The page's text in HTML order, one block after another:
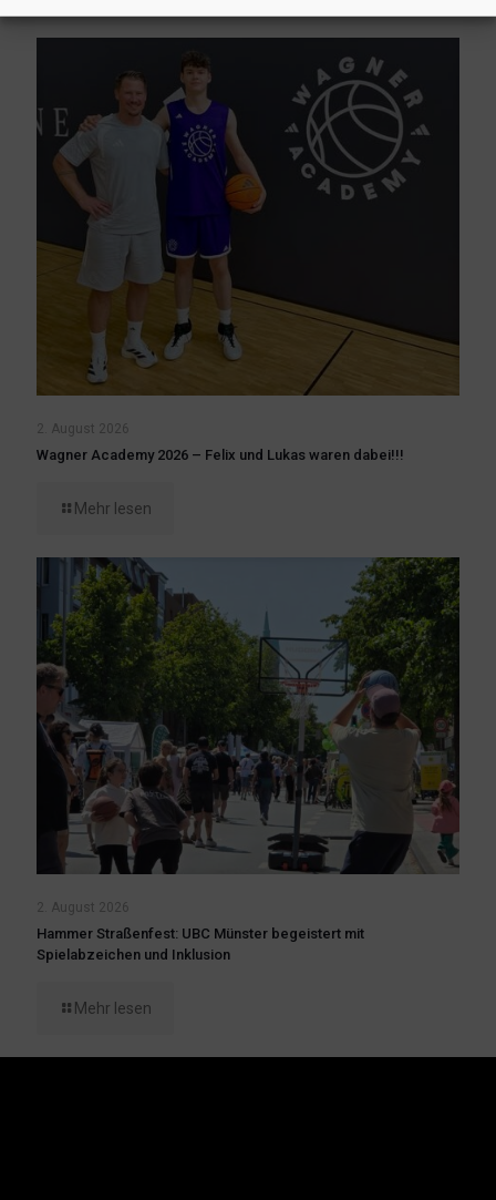
2. August 2026
Wagner Academy 2026 – Felix und Lukas waren dabei!!!
Mehr lesen
2. August 2026
Hammer Straßenfest: UBC Münster begeistert mit
Spielabzeichen und Inklusion
Mehr lesen